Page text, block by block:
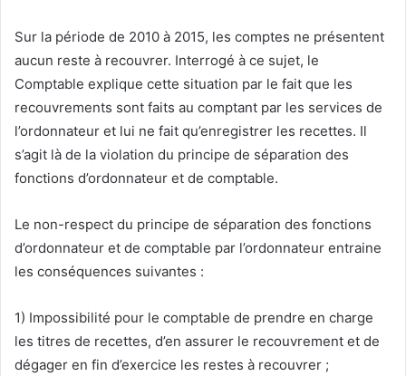
Sur la période de 2010 à 2015, les comptes ne présentent
aucun reste à recouvrer. Interrogé à ce sujet, le
Comptable explique cette situation par le fait que les
recouvrements sont faits au comptant par les services de
l’ordonnateur et lui ne fait qu’enregistrer les recettes. Il
s’agit là de la violation du principe de séparation des
fonctions d’ordonnateur et de comptable.
Le non-respect du principe de séparation des fonctions
d’ordonnateur et de comptable par l’ordonnateur entraine
les conséquences suivantes :
1) Impossibilité pour le comptable de prendre en charge
les titres de recettes, d’en assurer le recouvrement et de
dégager en fin d’exercice les restes à recouvrer ;